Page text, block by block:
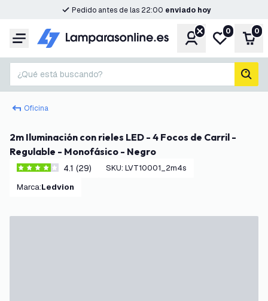
Pedido antes de las 22:00 enviado hoy
Menú CuentaMi lista de
0 0
¿Qué está buscando?
Oficina
2m Iluminación con rieles LED - 4 Focos de Carril -
Regulable - Monofásico - Negro
4.1 estrellas de puntuación
4.1 (29) SKU: LVT10001_2m4s
Marca: Ledvion